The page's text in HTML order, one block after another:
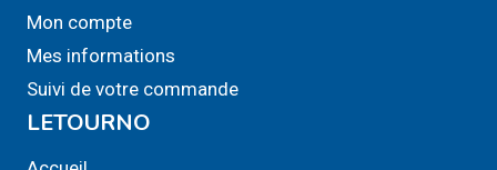
Mon compte
Mes informations
Suivi de votre commande
LETOURNO